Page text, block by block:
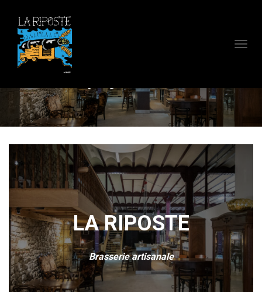
L
G
A
I
O
N
LA RIPOSTE
Brasserie artisanale